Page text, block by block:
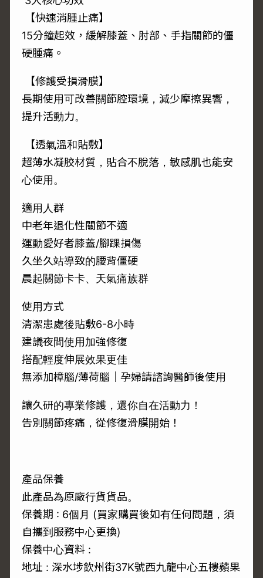
【快速消腫止痛】
15分鐘起效，緩解膝蓋、肘部、手指關節的僵
硬腫痛。
【修護受損滑膜】
長期使用可改善關節腔環境，減少摩擦異響，
提升活動力。
【透氣溫和貼敷】
超薄水凝胶材質，貼合不脫落，敏感肌也能安
心使用。
適用人群
中老年退化性關節不適
運動愛好者膝蓋/腳踝損傷
久坐久站導致的腰背僵硬
晨起關節卡卡、天氣痛族群
使用方式
清潔患處後貼敷6-8小時
建議夜間使用加強修復
搭配輕度伸展效果更佳
無添加樟腦/薄荷腦｜孕婦請諮詢醫師後使用
讓久研的專業修護，還你自在活動力！
告別關節疼痛，從修復滑膜開始！
產品保養
此產品為原廠行貨貨品。
保養期 : 6個月 (買家購買後如有任何問題，須
自攜到服務中心更換)
保養中心資料 :
地址 : 深水埗欽州街37K號西九龍中心五樓蘋果